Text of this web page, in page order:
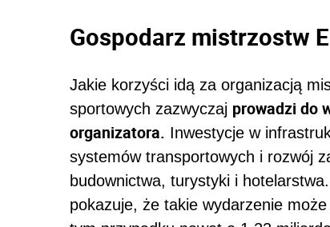
Gospodarz mistrzostw
Jakie korzyści idą za organizacją
sportowych zazwyczaj prowadzi do
organizatora. Inwestycje w
systemów transportowych i rozwój
budownictwa, turystyki i
pokazuje, że takie wydarzenie